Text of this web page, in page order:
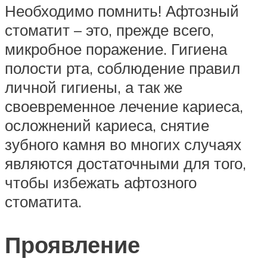
Необходимо помнить! Афтозный
стоматит – это, прежде всего,
микробное поражение. Гигиена
полости рта, соблюдение правил
личной гигиены, а так же
своевременное лечение кариеса,
осложнений кариеса, снятие
зубного камня во многих случаях
являются достаточными для того,
чтобы избежать афтозного
стоматита.
Проявление